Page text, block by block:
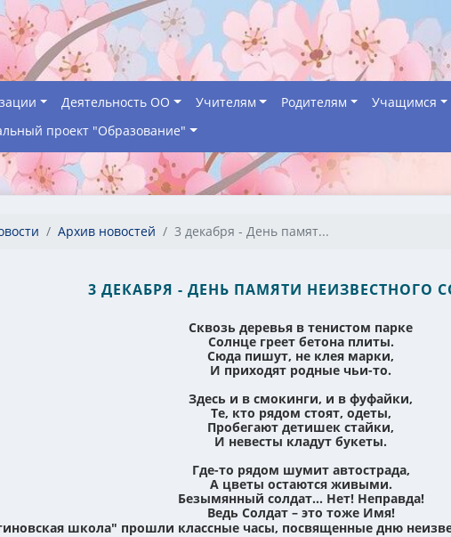
Деятельность ОО Учителям Родителям Учащимся
проект "Образование"
Архив новостей 3 декабря - День памят...
3 ДЕКАБРЯ - ДЕНЬ ПАМЯТИ НЕИЗВЕСТНОГО
Сквозь деревья в тенистом парке
Солнце греет бетона плиты.
Сюда пишут, не клея марки,
И приходят родные чьи-то.
Здесь и в смокинги, и в фуфайки,
Те, кто рядом стоят, одеты,
Пробегают детишек стайки,
И невесты кладут букеты.
Где-то рядом шумит автострада,
А цветы остаются живыми.
Безымянный солдат… Нет! Неправда!
Ведь Солдат – это тоже Имя!
школа" прошли классные часы, посвященные дню